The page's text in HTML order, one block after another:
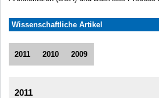
Wissenschaftliche Artikel
2011 2010 2009
2011